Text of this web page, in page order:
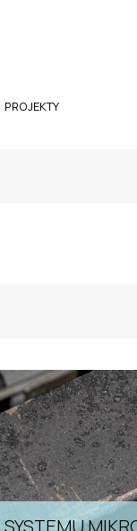
PROJEKTY